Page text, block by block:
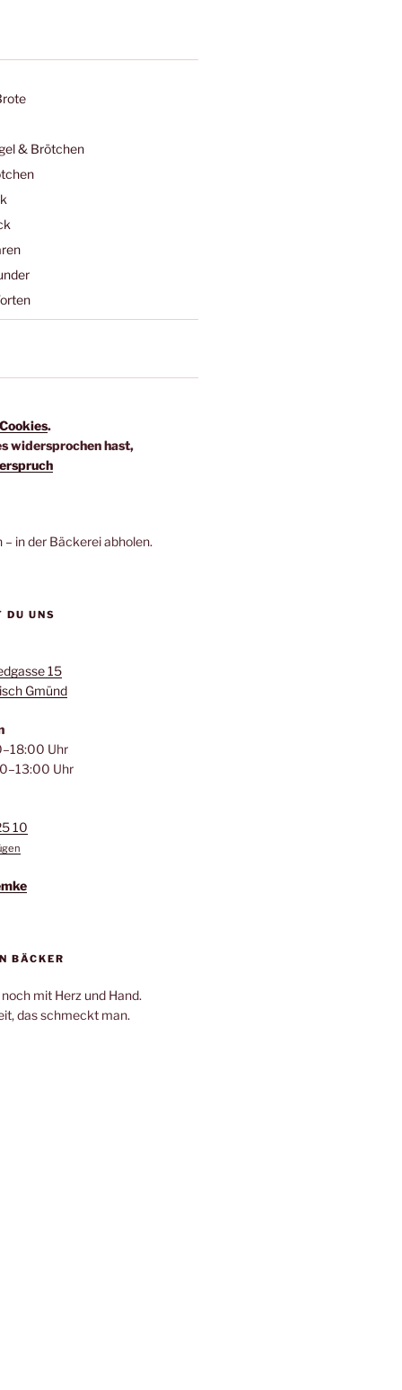
& Brötchen
.
widersprochen hast,
– in der Bäckerei abholen.
DU UNS
15
Gmünd
Uhr
Uhr
10
BÄCKER
mit Herz und Hand.
das schmeckt man.